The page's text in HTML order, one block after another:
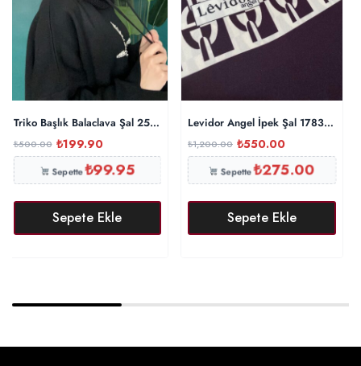
Triko Başlık Balaclava Şal 25801 – Siyah
₺500.00 ₺199.90
Sepette₺99.95
Sepete Ekle
Levidor Angel İpek Şal 17834 –
₺1,200.00 ₺550.00
Sepette₺275.00
Sepete Ekle